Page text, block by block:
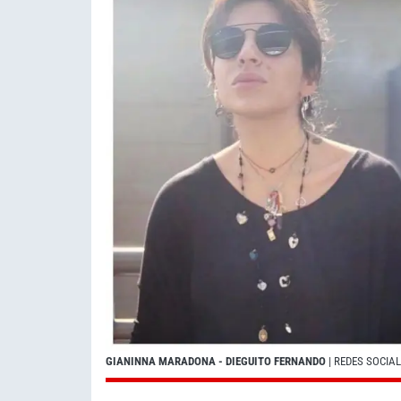
GIANINNA MARADONA - DIEGUITO FERNANDO | REDES